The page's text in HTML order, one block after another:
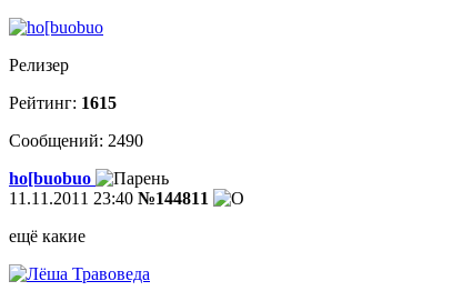
Релизер
Рейтинг: 1615
Сообщений: 2490
ho[buobuo
11.11.2011 23:40 №144811
ещё какие